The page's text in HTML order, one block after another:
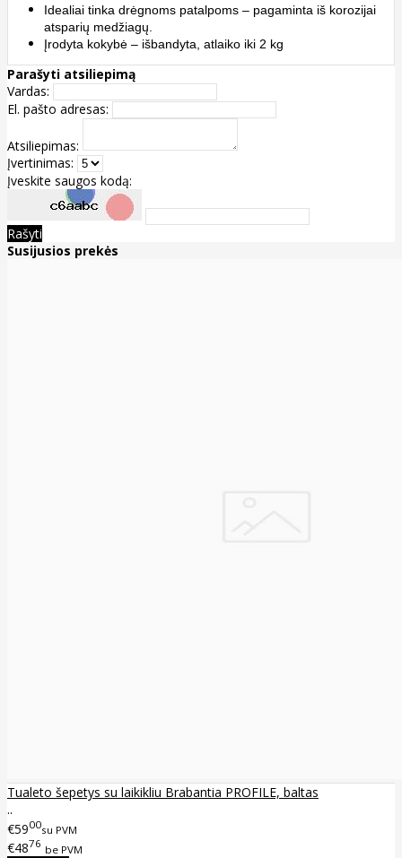
Idealiai tinka drėgnoms patalpoms – pagaminta iš korozijai
atsparių medžiagų.
Įrodyta kokybė – išbandyta, atlaiko iki 2 kg
Parašyti atsiliepimą
Vardas:
El. pašto adresas:
Atsiliepimas:
Įvertinimas:
Įveskite saugos kodą:
Rašyti
Susijusios prekės
Tualeto šepetys su laikikliu Brabantia PROFILE, baltas
..
€5900su PVM
€4876 be PVM